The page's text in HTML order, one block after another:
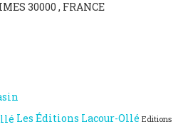
30000 , FRANCE
Les Éditions Lacour-Ollé Editions